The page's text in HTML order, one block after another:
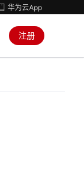
华为云App
注册